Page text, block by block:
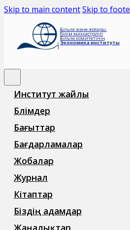
Skip to main contentSkip to
Ғылым және жоғары
білім министрлігі
Ғылым комитетінің
Экономика институты
Институт жайлы
Бөлімдер
Бағыттар
Бағдарламалар
Жобалар
Журнал
Кітаптар
Біздің адамдар
Жаңалықтар